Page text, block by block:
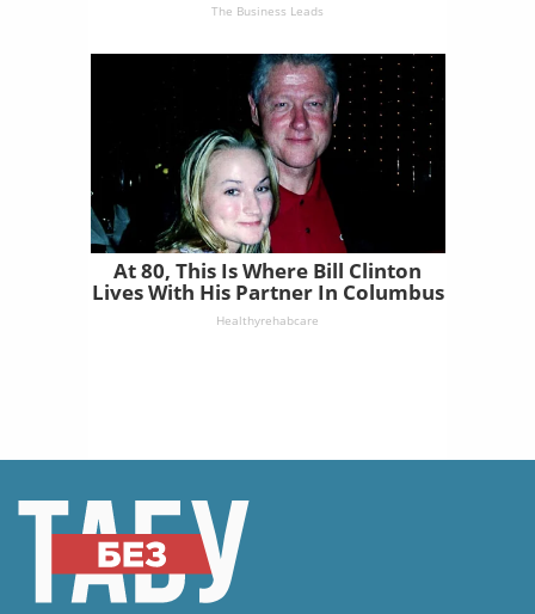
The Business Leads
At 80, This Is Where Bill Clinton
Lives With His Partner In Columbus
Healthyrehabcare